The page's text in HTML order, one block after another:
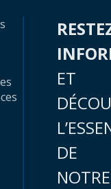
ET
DE
NOTRE